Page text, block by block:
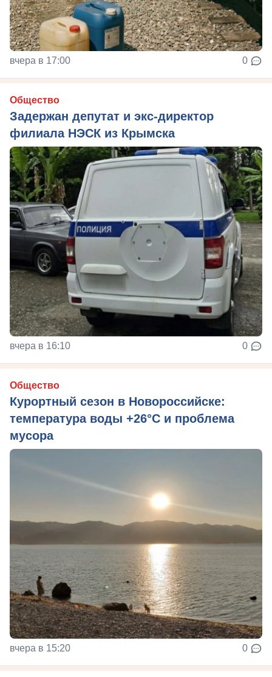
вчера в 17:00 0
Общество
Задержан депутат и экс-директор
филиала НЭСК из Крымска
вчера в 16:10 0
Общество
Курортный сезон в Новороссийске:
температура воды +26°C и проблема
мусора
вчера в 15:20 0